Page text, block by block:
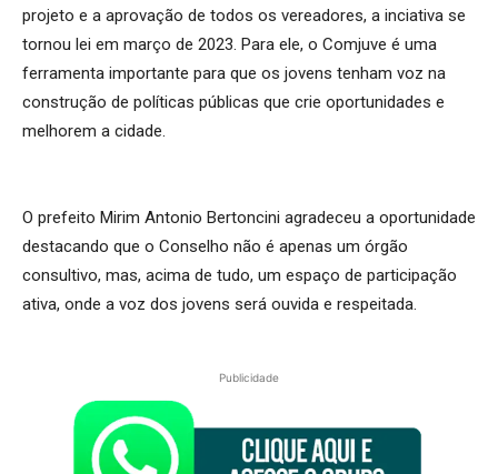
projeto e a aprovação de todos os vereadores, a inciativa se
tornou lei em março de 2023. Para ele, o Comjuve é uma
ferramenta importante para que os jovens tenham voz na
construção de políticas públicas que crie oportunidades e
melhorem a cidade.
O prefeito Mirim Antonio Bertoncini agradeceu a oportunidade
destacando que o Conselho não é apenas um órgão
consultivo, mas, acima de tudo, um espaço de participação
ativa, onde a voz dos jovens será ouvida e respeitada.
Publicidade